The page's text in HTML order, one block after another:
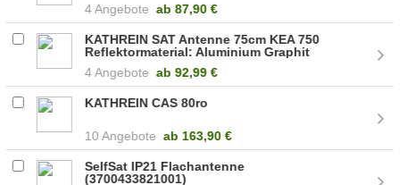
4 Angebote ab 87,90 €
KATHREIN SAT Antenne 75cm KEA 750
Reflektormaterial: Aluminium Graphit
4 Angebote ab 92,99 €
KATHREIN CAS 80ro
10 Angebote ab 163,90 €
SelfSat IP21 Flachantenne
(3700433821001)